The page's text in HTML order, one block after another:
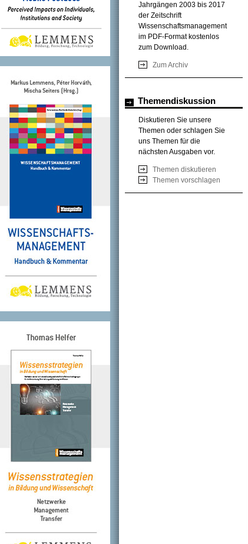
Jahrgängen 2003 bis 2017
der Zeitschrift
Wissenschaftsmanagement
im PDF-Format kostenlos
zum Download.
Zum Archiv
Themendiskussion
Diskutieren Sie unsere
Themen oder schlagen Sie
uns Themen für die
nächsten Ausgaben vor.
Themen diskutieren
Themen vorschlagen